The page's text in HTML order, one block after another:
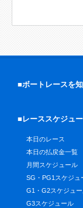
■ボートレースを
■レーススケジュ
本日のレース
本日の払戻金一覧
月間スケジュール
SG・PG1スケジュ
G1・G2スケジュ
G3スケジュール